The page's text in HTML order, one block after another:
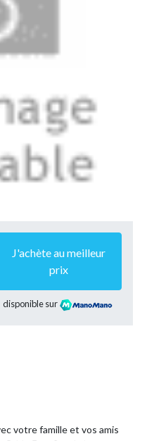
J'achète au meilleur
prix
disponible sur
votre famille et vos amis